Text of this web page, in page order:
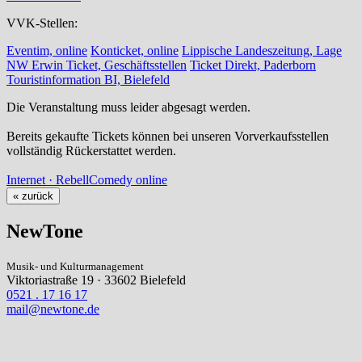
VVK-Stellen:
Eventim, online Konticket, online Lippische Landeszeitung, Lage
NW Erwin Ticket, Geschäftsstellen Ticket Direkt, Paderborn
Touristinformation BI, Bielefeld
Die Veranstaltung muss leider abgesagt werden.
Bereits gekaufte Tickets können bei unseren Vorverkaufsstellen
vollständig Rückerstattet werden.
Internet · RebellComedy online
« zurück
NewTone
Musik- und Kulturmanagement
Viktoriastraße 19 · 33602 Bielefeld
0521 . 17 16 17
mail@newtone.de